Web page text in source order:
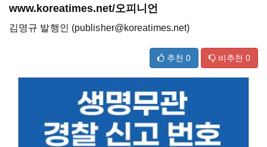
www.koreatimes.net/오피니언
김명규 발행인 (publisher@koreatimes.net)
추천 0 비추천 0